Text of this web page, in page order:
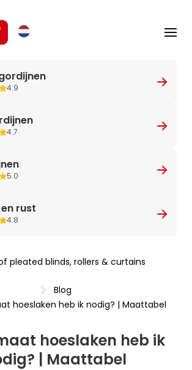
4.9
4.7
5.0
rust
4.8
pleated blinds, rollers & curtains
Blog
hoeslaken heb ik nodig? | Maattabel
hoeslaken heb ik
| Maattabel